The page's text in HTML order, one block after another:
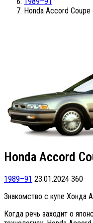
Honda Accord
Honda Accord
1989–91 23.01.2024 360
Знакомство с купе Хонда
Когда речь заходит о